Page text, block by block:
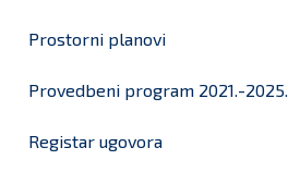
Prostorni planovi
Provedbeni program 2021.-2025.
Registar ugovora